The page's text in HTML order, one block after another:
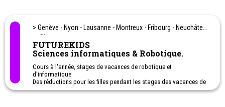
> Genève - Nyon - Lausanne - Montreux - Fribourg - Neuchâtel
et Sion
FUTUREKIDS
Sciences informatiques & Robotique.
Cours à l'année, stages de vacances de robotique et
d'informatique.
Des réductions pour les filles pendant les stages des vacances de
février et mars/avril.